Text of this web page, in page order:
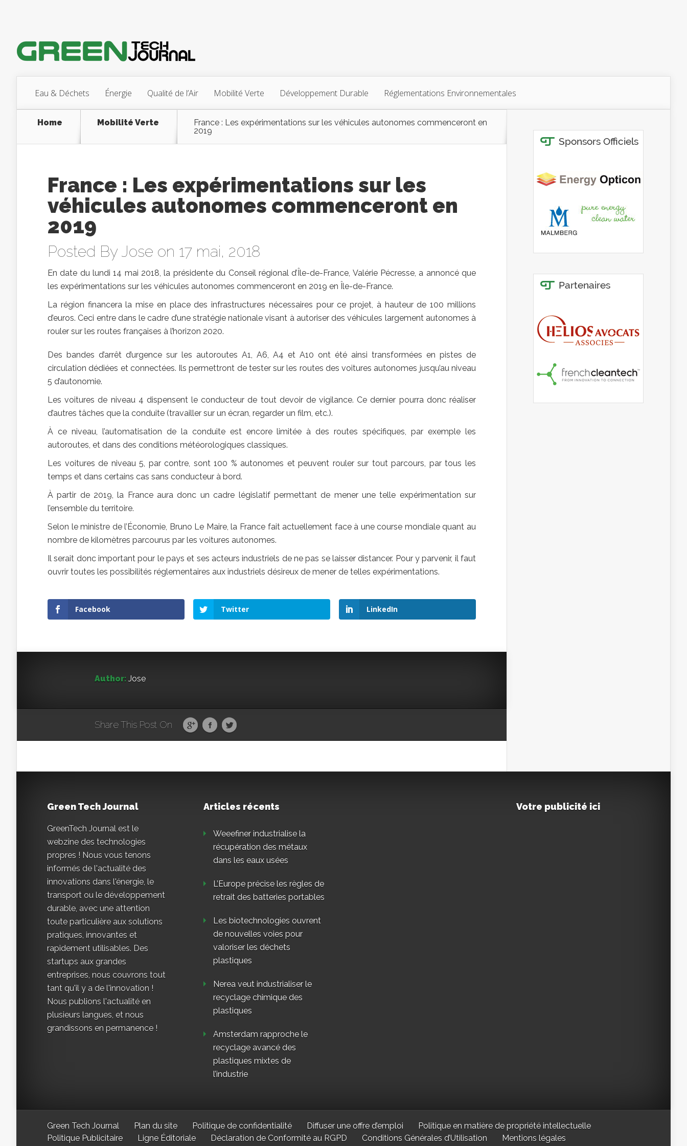
Eau & Déchets Énergie Qualité de l’Air Mobilité Verte Développement Durable Réglementations Environnementales
Home Mobilité Verte
France : Les expérimentations sur les véhicules autonomes commenceront en
2019
France : Les expérimentations sur les
véhicules autonomes commenceront en
2019
Posted By Jose on 17 mai, 2018
En date du lundi 14 mai 2018, la présidente du Conseil régional d’Île-de-France, Valérie Pécresse, a annoncé que
les expérimentations sur les véhicules autonomes commenceront en 2019 en Île-de-France.
La région financera la mise en place des infrastructures nécessaires pour ce projet, à hauteur de 100 millions
d’euros. Ceci entre dans le cadre d’une stratégie nationale visant à autoriser des véhicules largement autonomes à
rouler sur les routes françaises à l’horizon 2020.
Des bandes d’arrêt d’urgence sur les autoroutes A1, A6, A4 et A10 ont été ainsi transformées en pistes de
circulation dédiées et connectées. Ils permettront de tester sur les routes des voitures autonomes jusqu’au niveau
5 d’autonomie.
Les voitures de niveau 4 dispensent le conducteur de tout devoir de vigilance. Ce dernier pourra donc réaliser
d’autres tâches que la conduite (travailler sur un écran, regarder un film, etc.).
À ce niveau, l’automatisation de la conduite est encore limitée à des routes spécifiques, par exemple les
autoroutes, et dans des conditions météorologiques classiques.
Les voitures de niveau 5, par contre, sont 100 % autonomes et peuvent rouler sur tout parcours, par tous les
temps et dans certains cas sans conducteur à bord.
À partir de 2019, la France aura donc un cadre législatif permettant de mener une telle expérimentation sur
l’ensemble du territoire.
Selon le ministre de l’Économie, Bruno Le Maire, la France fait actuellement face à une course mondiale quant au
nombre de kilomètres parcourus par les voitures autonomes.
Il serait donc important pour le pays et ses acteurs industriels de ne pas se laisser distancer. Pour y parvenir, il faut
ouvrir toutes les possibilités réglementaires aux industriels désireux de mener de telles expérimentations.
Facebook Twitter LinkedIn
Author: Jose
Share This Post On
Green Tech Journal
GreenTech Journal est le
webzine des technologies
propres ! Nous vous tenons
informés de l'actualité des
innovations dans l'énergie, le
transport ou le développement
durable, avec une attention
toute particulière aux solutions
pratiques, innovantes et
rapidement utilisables. Des
startups aux grandes
entreprises, nous couvrons tout
tant qu'il y a de l'innovation !
Nous publions l'actualité en
plusieurs langues, et nous
grandissons en permanence !
Articles récents
Weeefiner industrialise la
récupération des métaux
dans les eaux usées
L’Europe précise les règles de
retrait des batteries portables
Les biotechnologies ouvrent
de nouvelles voies pour
valoriser les déchets
plastiques
Nerea veut industrialiser le
recyclage chimique des
plastiques
Amsterdam rapproche le
recyclage avancé des
plastiques mixtes de
l’industrie
Votre publicité ici
Green Tech Journal Plan du site Politique de confidentialité Diffuser une offre d’emploi
Politique en matière de propriété intellectuelle
Politique Publicitaire
Ligne Éditoriale Déclaration de Conformité au RGPD Conditions Générales d’Utilisation Mentions légales